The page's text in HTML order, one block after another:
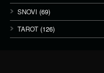
SNOVI (69)
TAROT (126)